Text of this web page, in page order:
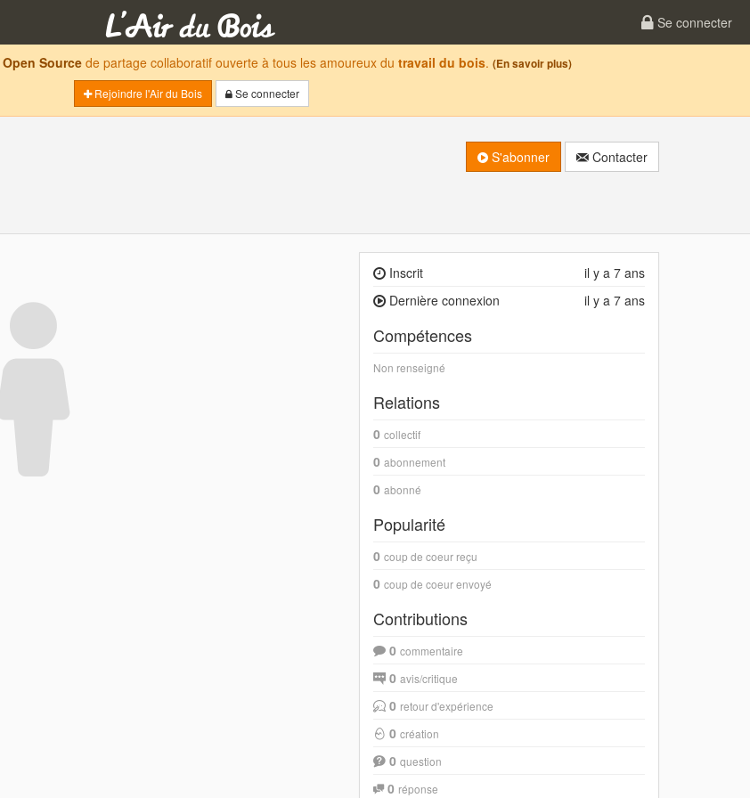
Se connecter
Open Source de partage collaboratif ouverte à tous les amoureux du travail du bois. (En savoir plus)
Rejoindre l'Air du Bois
Se connecter
S'abonner Contacter
il y a 7 ans
Inscrit
il y a 7 ans
Dernière connexion
Compétences
Non renseigné
Relations
0 collectif
0 abonnement
0 abonné
Popularité
0 coup de coeur reçu
0 coup de coeur envoyé
Contributions
0 commentaire
0 avis/critique
0 retour d'expérience
0 création
0 question
0 réponse